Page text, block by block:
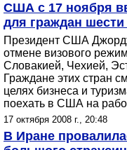
США с 17 ноября
для граждан
Президент США
отмене визового
Словакией, Чехией,
Граждане этих стран
целях бизнеса и
поехать в США на
17 октября 2008 г., 20:48
В Иране